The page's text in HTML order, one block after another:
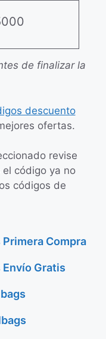
de finalizar la
descuento
ofertas.
revise
código ya no
códigos de
Compra
Gratis